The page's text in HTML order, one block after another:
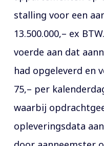
stalling voor een
13.500.000,– ex
voerde aan dat
had opgeleverd en
75,– per
waarbij
opleveringsdata